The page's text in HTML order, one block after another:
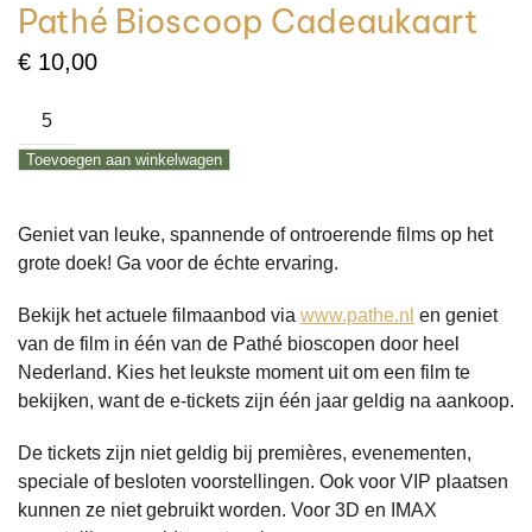
Pathé Bioscoop Cadeaukaart
€ 10,00
Pathé
Cadeaukaart
Toevoegen aan winkelwagen
Geniet van leuke, spannende of ontroerende films op het
grote doek! Ga voor de échte ervaring.
Bekijk het actuele filmaanbod via www.pathe.nl en geniet
van de film in één van de Pathé bioscopen door heel
Nederland. Kies het leukste moment uit om een film te
bekijken, want de e-tickets zijn één jaar geldig na aankoop.
De tickets zijn niet geldig bij premières, evenementen,
speciale of besloten voorstellingen. Ook voor VIP plaatsen
kunnen ze niet gebruikt worden. Voor 3D en IMAX